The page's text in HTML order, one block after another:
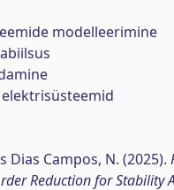
modelleerimine
Dias Campos, N. (2025).
Reduction for Stability